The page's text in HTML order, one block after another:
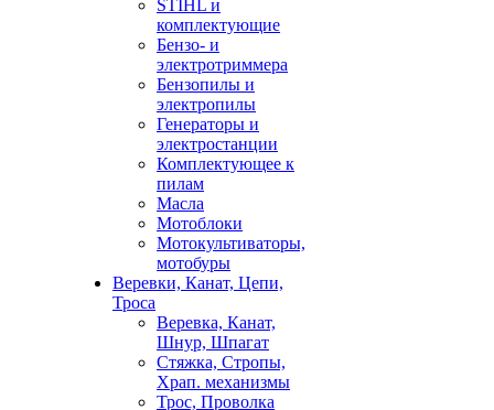
STIHL и
комплектующие
Бензо- и
электротриммера
Бензопилы и
электропилы
Генераторы и
электростанции
Комплектующее к
пилам
Масла
Мотоблоки
Мотокультиваторы,
мотобуры
Веревки, Канат, Цепи,
Троса
Веревка, Канат,
Шнур, Шпагат
Стяжка, Стропы,
Храп. механизмы
Трос, Проволка